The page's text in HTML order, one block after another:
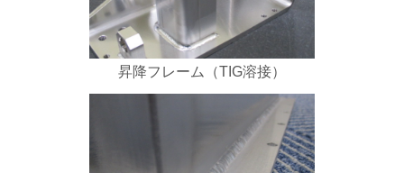
昇降フレーム（TIG溶接）